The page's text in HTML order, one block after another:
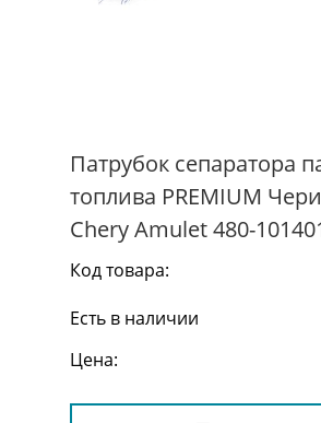
Патрубок сепаратора
топлива PREMIUM
Chery Amulet 480-
Код товара:
Есть в наличии
Цена: